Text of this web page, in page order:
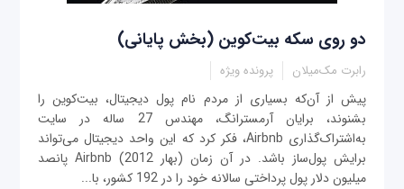
دو روی سکه بیت‌کوین (بخش پایانی)
رابرت مک‌میلان پرونده ویژه
پیش از آن‌که بسیاری از مردم نام پول دیجیتال، بیت‌کوین را
بشنوند، برایان آرمسترانگ، مهندس 27 ساله در سایت
به‌اشتراک‌گذاری Airbnb، فکر کرد که این واحد دیجیتال می‌تواند
برایش پول‌ساز باشد. در آن زمان (بهار 2012) Airbnb پانصد
میلیون دلار پول پرداختی سالانه خود را در 192 کشور، با...